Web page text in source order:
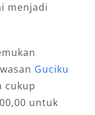
menjadi
Guciku
cukup
untuk